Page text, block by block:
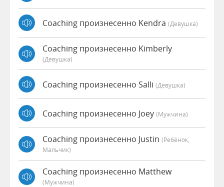
Coaching произнесенно Kendra (девушка)
Coaching произнесенно Kimberly
(девушка)
Coaching произнесенно Salli (девушка)
Coaching произнесенно Joey (мужчина)
Coaching произнесенно Justin (Ребёнок,
Мальчик)
Coaching произнесенно Matthew
(мужчина)